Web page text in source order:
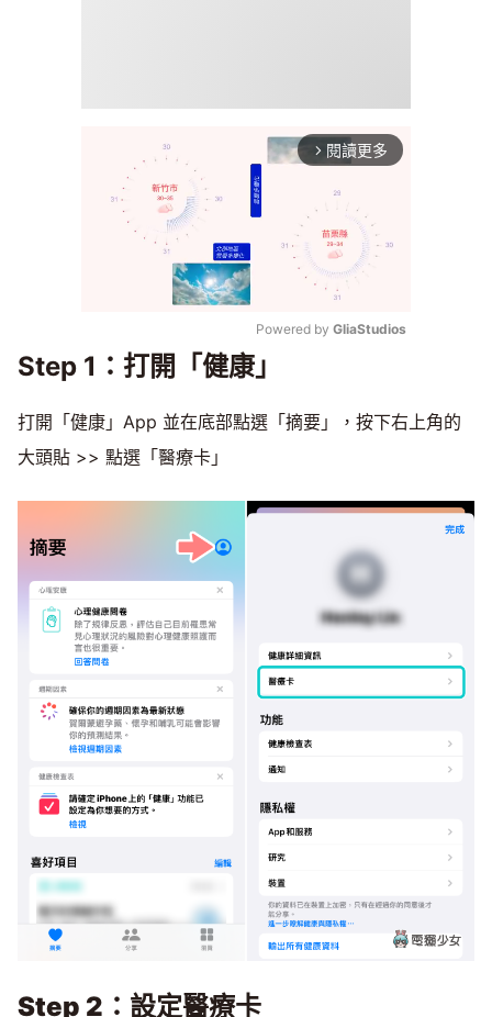
arrow_forward_ios 閱讀更多
Powered by GliaStudios
Step 1：打開「健康」
打開「健康」App 並在底部點選「摘要」，按下右上角的
大頭貼 >> 點選「醫療卡」
Step 2：設定醫療卡